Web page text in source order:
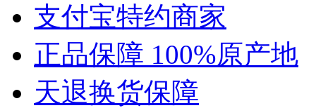
支付宝特约商家
正品保障 100%原产地
天退换货保障